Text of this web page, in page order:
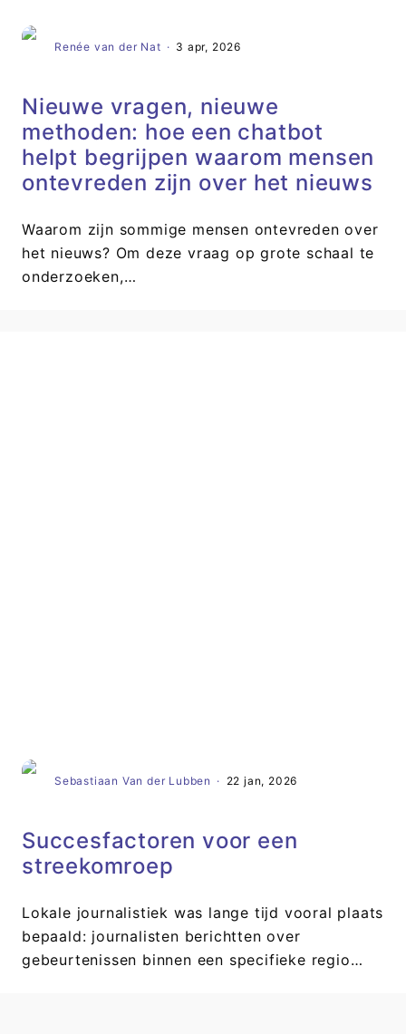
Renée van der Nat · 3 apr, 2026
Nieuwe vragen, nieuwe
methoden: hoe een chatbot
helpt begrijpen waarom mensen
ontevreden zijn over het nieuws
Waarom zijn sommige mensen ontevreden over
het nieuws? Om deze vraag op grote schaal te
onderzoeken,…
Sebastiaan Van der Lubben · 22 jan, 2026
Succesfactoren voor een
streekomroep
Lokale journalistiek was lange tijd vooral plaats
bepaald: journalisten berichtten over
gebeurtenissen binnen een specifieke regio…